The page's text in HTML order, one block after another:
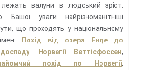
лежать валуни в людський зріст.
уваги найрізноманітніші
що проходять у національному
Похід від озера Енде до
Норвегії Веттісфоссен,
похід по Норвегії,